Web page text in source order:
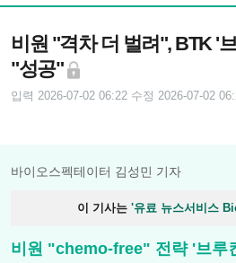
비원 "격차 더 벌려", BTK '
"성공"
입력 2026-07-02 06:22 수정 2026-07-02
바이오스펙테이터 김성민 기자
이 기사는 '유료 뉴스서비스
비원 "chemo-free" 전략 '브루